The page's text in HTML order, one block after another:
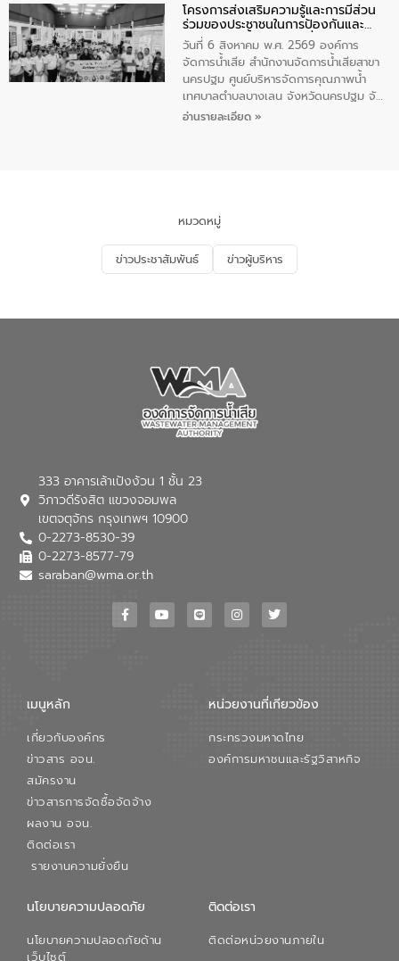
ประชาชน ตัวแทนจากโรงแรมต่างๆ ในเขต
เทศบาลตำบลราไวย์ ศูนย์บริหารจัดการ
คุณภาพน้ำเทศบาลตำบลราไวย์ นำโดยนาย
น้อย แก้วเศษ ผู้จัดการสำนักงานจัดการน้ำ
เสียสาขาภูเก็ต พร้อมด้วยเจ้าหน้าที่ จำนวน
5 คน ร่วมทำกิจกรรม ทำความสะอาด
ชายหาดและแหล่งท่องเที่ยว ณ บริเวณ
โครงการส่งเสริมความรู้และการมีส่วน
ร่วมของประชาชนในการป้องกันและ
แก้ไขปัญหาน้ำเสียอย่างยั่งยืน
วันที่ 6 สิงหาคม พ.ศ. 2569 องค์การ
จัดการน้ำเสีย สำนักงานจัดการน้ำเสียสาขา
นครปฐม ศูนย์บริหารจัดการคุณภาพน้ำ
เทศบาลตำบลบางเลน จังหวัดนครปฐม จัด
กิจกรรมภายใต้โครงการส่งเสริมความรู้และ
จัดการน้ำเสียและสร้างจิตสำนึกในการ
อนุรักษ์สิ่งแวดล้อม ในหัวข้อ “น้ำเสียชุมชน
และการบำบัดน้ำเสียเบื้องต้น” โดยให้ความรู้
เกี่ยวกับสาเหตุและผลกระทบของน้ำเสีย
ณ เทศบาลตำบลบางเลน จังหวัดนครปฐม
อ่านรายละเอียด »
หมวดหมู่
ข่าวประชาสัมพันธ์ ข่าวผู้บริหาร
333 อาคารเล้าเป้งง้วน 1 ชั้น 23
วิภาวดีรังสิต แขวงจอมพล
เขตจตุจักร กรุงเทพฯ 10900
0-2273-8530-39
0-2273-8577-79
saraban@wma.or.th
เมนูหลัก
เกี่ยวกับองค์กร
ข่าวสาร อจน.
สมัครงาน
ข่าวสารการจัดซื้อจัดจ้าง
ผลงาน อจน.
ติดต่อเรา
รายงานความยั่งยืน
หน่วยงานที่เกียวข้อง
กระทรวงมหาดไทย
องค์การมหาชนและรัฐวิสาหกิจ
นโยบายความปลอดภัย
นโยบายความปลอดภัยด้าน
เว็บไซต์
ติดต่อเรา
ติดต่อหน่วยงานภายใน